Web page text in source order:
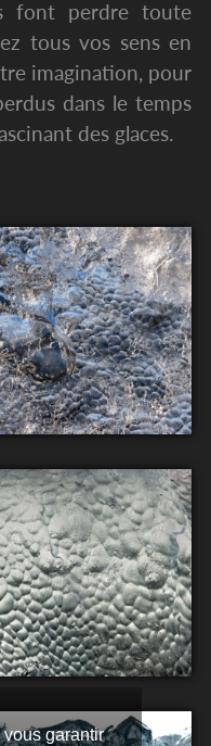
garantir
font perdre toute
tous vos sens en
imagination, pour
dans le temps